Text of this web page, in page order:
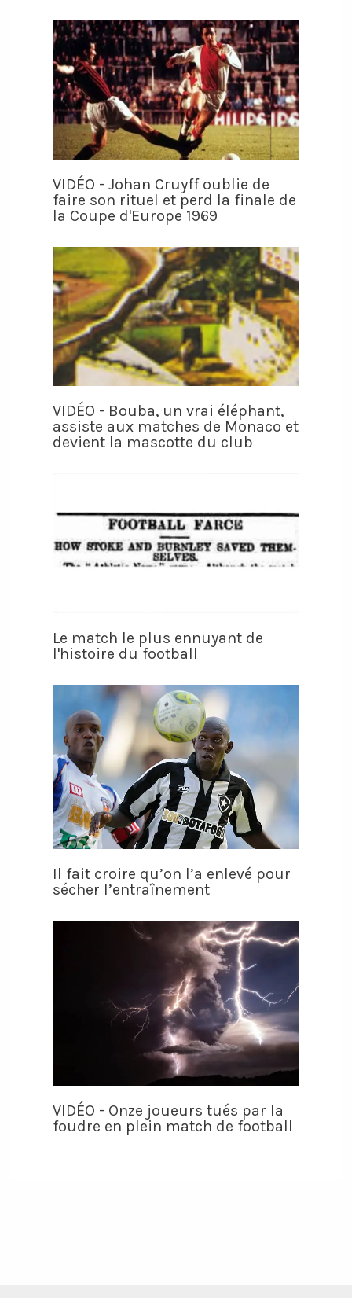
VIDÉO - Johan Cruyff oublie de
faire son rituel et perd la finale de
la Coupe d'Europe 1969
VIDÉO - Bouba, un vrai éléphant,
assiste aux matches de Monaco et
devient la mascotte du club
Le match le plus ennuyant de
l'histoire du football
Il fait croire qu’on l’a enlevé pour
sécher l’entraînement
VIDÉO - Onze joueurs tués par la
foudre en plein match de football